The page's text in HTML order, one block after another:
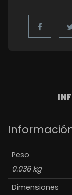
Peso
0.036 kg
Dimensiones